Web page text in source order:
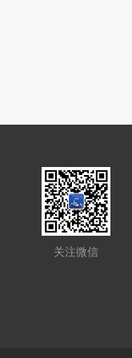
关注微信